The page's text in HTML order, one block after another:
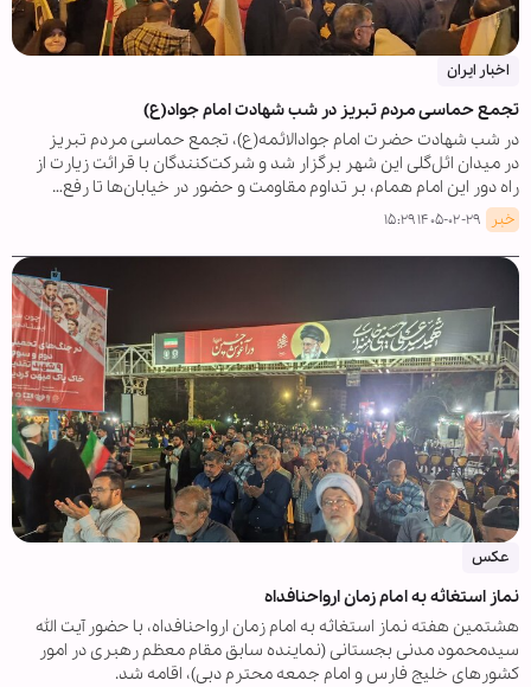
اخبار ایران
تجمع حماسی مردم تبریز در شب شهادت امام جواد(ع)
در شب شهادت حضرت امام جوادالائمه(ع)، تجمع حماسی مردم تبریز
در میدان ائل‌گلی این شهر برگزار شد و شرکت‌کنندگان با قرائت زیارت از
راه دور این امام همام، بر تداوم مقاومت و حضور در خیابان‌ها تا رفع…
خبر ۱۴۰۵-۰۲-۲۹ ۱۵:۲۹
عکس
نماز استغاثه به امام زمان ارواحنافداه
هشتمین هفته نماز استغاثه به امام زمان ارواحنافداه، با حضور آیت الله
سیدمحمود مدنی بجستانی (نماینده سابق مقام معظم رهبری در امور
کشورهای خلیج فارس و امام جمعه محترم دبی)، اقامه شد.